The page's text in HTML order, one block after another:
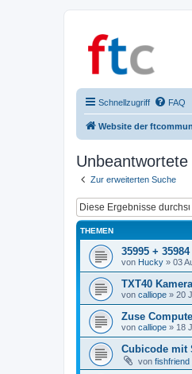
Schnellzugriff FAQ
Website der
Zur erweiterten Suche
THEMEN
35995 + 35984
von Hucky » 03
TXT40
von calliope » 20
Zuse
von calliope » 18
Cubicode mit
von fishfriend